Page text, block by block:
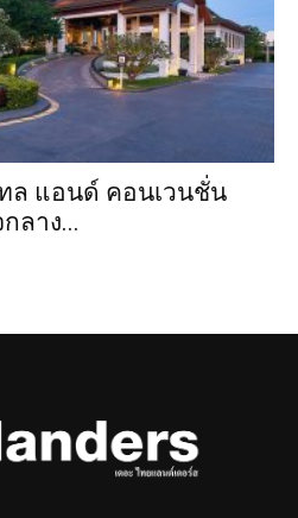
ล แอนด์ คอนเวนชั่น
ลาง...